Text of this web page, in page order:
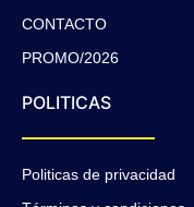
CONTACTO
PROMO/2026
POLITICAS
Politicas de privacidad